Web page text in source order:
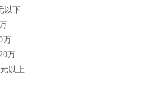
以下
万
万
以上